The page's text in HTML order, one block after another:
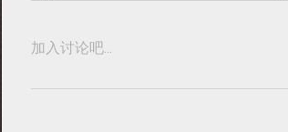
加入讨论吧...